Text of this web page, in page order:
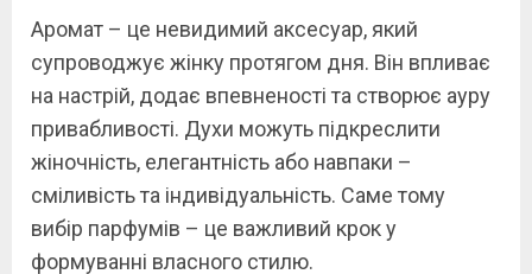
Аромат – це невидимий аксесуар, який
супроводжує жінку протягом дня. Він впливає
на настрій, додає впевненості та створює ауру
привабливості. Духи можуть підкреслити
жіночність, елегантність або навпаки –
сміливість та індивідуальність. Саме тому
вибір парфумів – це важливий крок у
формуванні власного стилю.